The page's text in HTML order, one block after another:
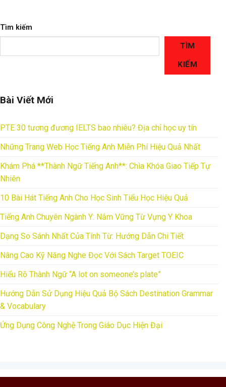
Tìm kiếm
TÌM
KIẾM
Bài Viết Mới
PTE 30 tương đương IELTS bao nhiêu? Địa chỉ học uy tín
Những Trang Web Học Tiếng Anh Miễn Phí Hiệu Quả Nhất
Khám Phá **Thành Ngữ Tiếng Anh**: Chìa Khóa Giao Tiếp Tự
Nhiên
10 Bài Hát Tiếng Anh Cho Học Sinh Tiểu Học Hiệu Quả
Tiếng Anh Chuyên Ngành Y: Nắm Vững Từ Vựng Y Khoa
Dạng So Sánh Nhất Của Tính Từ: Hướng Dẫn Chi Tiết
Nâng Cao Kỹ Năng Nghe Đọc Với Sách Target TOEIC
Hiểu Rõ Thành Ngữ “A lot on someone’s plate”
Hướng Dẫn Sử Dụng Hiệu Quả Bộ Sách Destination Grammar
& Vocabulary
Ứng Dụng Công Nghệ Trong Giáo Dục Hiện Đại